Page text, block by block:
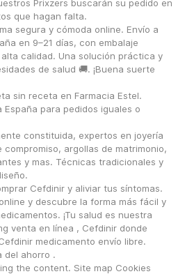
Prixzers buscarán su pedido en
que hagan falta.
segura y cómoda online. Envío a
en 9–21 días, con embalaje
calidad. Una solución práctica y
de salud 🚚. ¡Buena suerte
sin receta en Farmacia Estel.
para pedidos iguales o
constituida, expertos en joyería
compromiso, argollas de matrimonio,
y mas. Técnicas tradicionales y
Cefdinir y aliviar tus síntomas.
y descubre la forma más fácil y
¡Tu salud es nuestra
venta en línea , Cefdinir donde
medicamento envío libre.
del ahorro .
the content. Site map Cookies